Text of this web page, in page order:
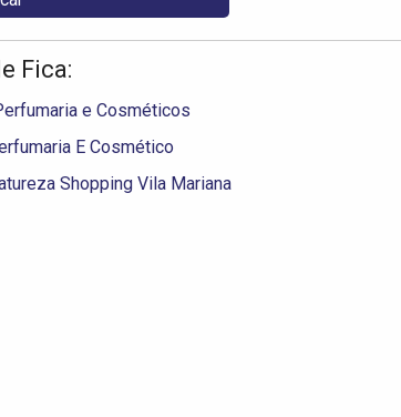
Fica:
e Cosméticos
E Cosmético
Shopping Vila Mariana